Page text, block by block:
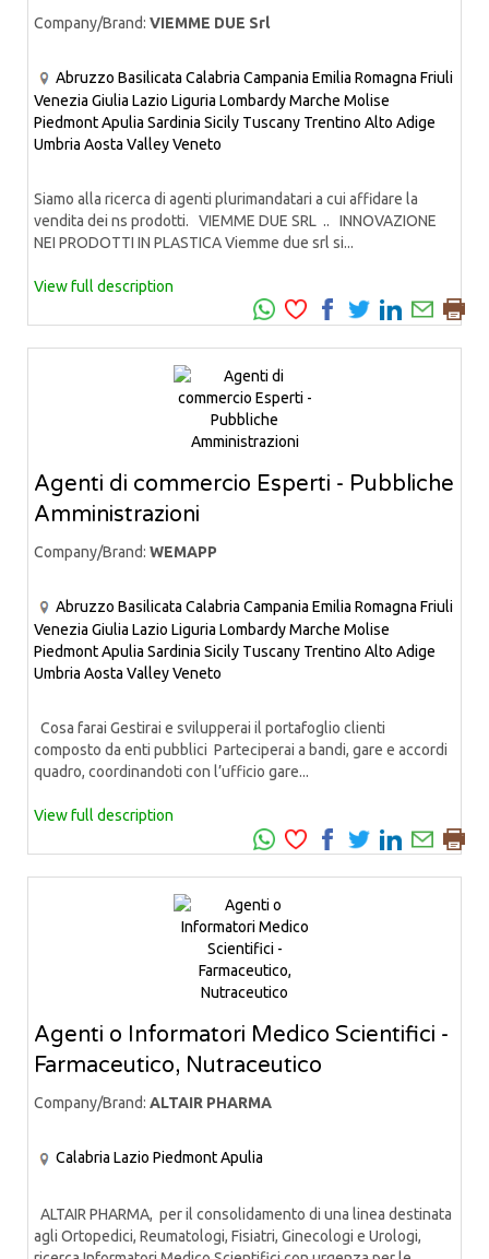
Company/Brand: VIEMME DUE Srl
Abruzzo Basilicata Calabria Campania Emilia Romagna Friuli
Venezia Giulia Lazio Liguria LombardyMarche Molise
PiedmontApulia Sardinia Sicily Tuscany Trentino Alto Adige
Umbria Aosta ValleyVeneto
Siamo alla ricerca di agenti plurimandatari a cui affidare la
vendita dei ns prodotti. VIEMME DUE SRL .. INNOVAZIONE
NEI PRODOTTI IN PLASTICA Viemme due srl si...
View full description
Agenti di commercio Esperti - Pubbliche
Amministrazioni
Company/Brand: WEMAPP
Abruzzo Basilicata Calabria Campania Emilia Romagna Friuli
Venezia Giulia Lazio Liguria LombardyMarche Molise
PiedmontApulia Sardinia Sicily Tuscany Trentino Alto Adige
Umbria Aosta ValleyVeneto
Cosa farai Gestirai e svilupperai il portafoglio clienti
composto da enti pubblici Parteciperai a bandi, gare e accordi
quadro, coordinandoti con l’ufficio gare...
View full description
Agenti o Informatori Medico Scientifici -
Farmaceutico, Nutraceutico
Company/Brand: ALTAIR PHARMA
Calabria Lazio PiedmontApulia
ALTAIR PHARMA, per il consolidamento di una linea destinata
agli Ortopedici, Reumatologi, Fisiatri, Ginecologi e Urologi,